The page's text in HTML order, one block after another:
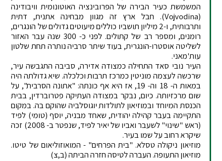
המשמשת כעיר הבירה של הפרובינציה האוטונומית וויבודינה
(Vojvodina). חבל ארץ זה מגוון מבחינה אתנית, דתית
ותרבותית, ו-2 מיליון תושביו כוללים מיעוטים גדולים של הונגרים,
רומנים, ומספר רב של קתולים. לפני כ- 300 שנה עבר האזור
לשליטה אוסטרו-הונגרית, בעוד שיתר סרביה נותרה תחת שלטון
עות'מאני.
העיר נובי סאד התחילה כמצודה אדירה, סביבה התגבשה עיר,
שרכשה לעצמה מוניטין כמרכז תרבות וכלכלה. שיא גדולתה היה
במאות ה- 18 וה- 19, אז היא אף כונתה: "אתונה הסרבית", על
שום מרכזיותה. כיום, נבקר במצודה העתיקה פטרוברדין, בבית
הכנסת המיוחד ובמוזיאון לתולדות יוגוסלביה שהוקם בה. במקום
התקיימה בעבר קהילה יהודית, שאחד מבניה, יוסף (טומי) לפיד
(ראש "שינוי" לשעבר ואביו של יאיר לפיד, שנפטר ב- 2008) זכה
שיקרא רחוב על שמו בעיר.
מוזיאון ניקולה טסלא. "בית הפרחים" - המואוזוליאום של טיטו.
מוזיאון התעופה. העברה לטיסה חזרה הביתה (ב,צ)